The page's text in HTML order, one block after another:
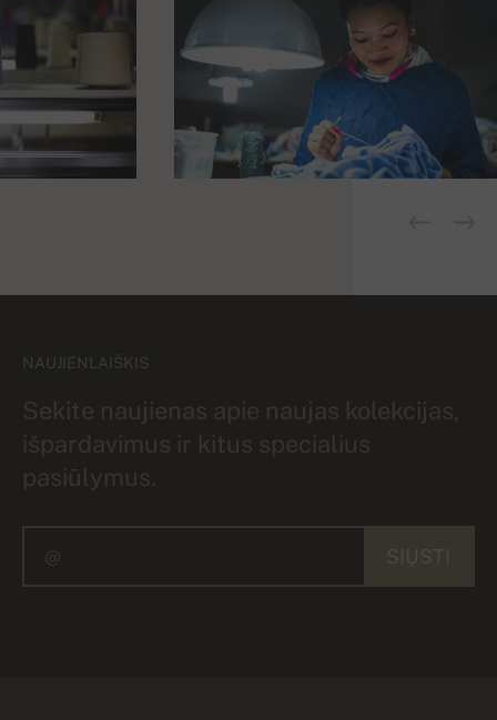
NAUJIENLAIŠKIS
Sekite naujienas apie naujas kolekcijas,
išpardavimus ir kitus specialius
pasiūlymus.